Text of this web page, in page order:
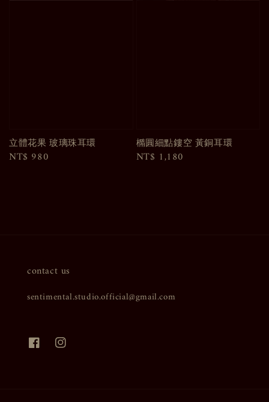
立體花果 玻璃珠耳環
Regular
NT$ 980
橢圓細點鏤空 黃銅耳環
Regular
NT$ 1,180
contact us
sentimental.studio.official@gmail.com